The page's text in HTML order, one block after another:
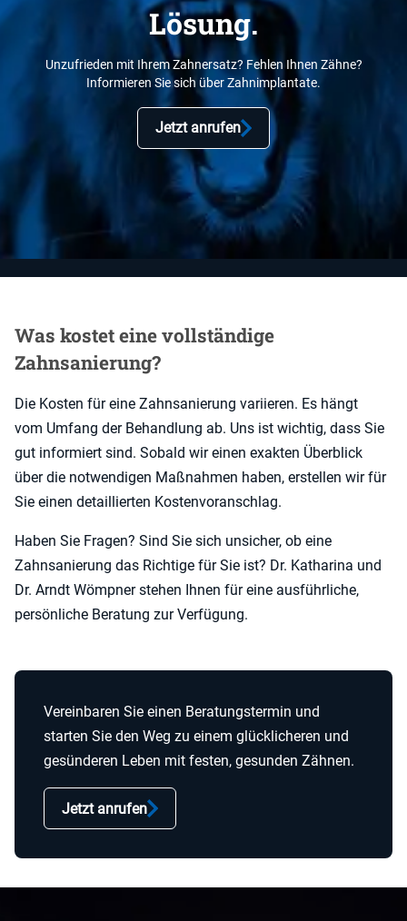
Lösung.
Unzufrieden mit Ihrem Zahnersatz? Fehlen Ihnen Zähne?
Informieren Sie sich über Zahnimplantate.
Jetzt anrufen
Was kostet eine vollständige
Zahnsanierung?
Die Kosten für eine Zahnsanierung variieren. Es hängt
vom Umfang der Behandlung ab. Uns ist wichtig, dass Sie
gut informiert sind. Sobald wir einen exakten Überblick
über die notwendigen Maßnahmen haben, erstellen wir für
Sie einen detaillierten Kostenvoranschlag.
Haben Sie Fragen? Sind Sie sich unsicher, ob eine
Zahnsanierung das Richtige für Sie ist? Dr. Katharina und
Dr. Arndt Wömpner stehen Ihnen für eine ausführliche,
persönliche Beratung zur Verfügung.
Vereinbaren Sie einen Beratungstermin und
starten Sie den Weg zu einem glücklicheren und
gesünderen Leben mit festen, gesunden Zähnen.
Jetzt anrufen